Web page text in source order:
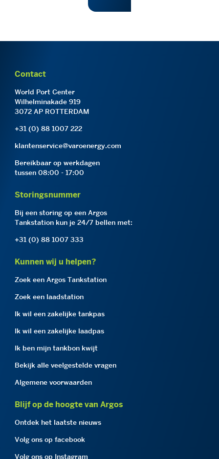
Contact
World Port Center
Wilhelminakade 919
3072 AP ROTTERDAM
+31 (0) 88 1007 222
klantenservice@varoenergy.com
Bereikbaar op werkdagen
tussen 08:00 - 17:00
Storingsnummer
Bij een storing op een Argos
Tankstation kun je 24/7 bellen met:
+31 (0) 88 1007 333
Kunnen wij u helpen?
Zoek een Argos Tankstation
Zoek een laadstation
Ik wil een zakelijke tankpas
Ik wil een zakelijke laadpas
Ik ben mijn tankbon kwijt
Bekijk alle veelgestelde vragen
Algemene voorwaarden
Blijf op de hoogte van Argos
Ontdek het laatste nieuws
Volg ons op facebook
Volg ons op Instagram